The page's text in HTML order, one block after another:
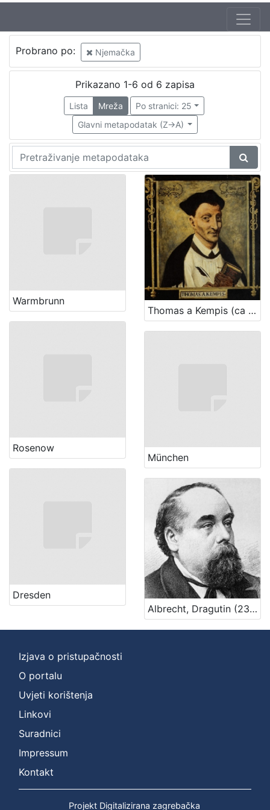
Probrano po: Njemačka
Prikazano 1-6 od 6 zapisa
Lista Mreža
Po stranici: 25
Glavni metapodatak (Z->A)
Warmbrunn
Thomas a Kempis (ca 1380. – 25. 7. 1471.)
Rosenow
München
Dresden
Albrecht, Dragutin (23. 7. 1824. – 26. 2. 1887.)
Izjava o pristupačnosti
O portalu
Uvjeti korištenja
Linkovi
Suradnici
Impressum
Kontakt
Projekt Digitalizirana zagrebačka